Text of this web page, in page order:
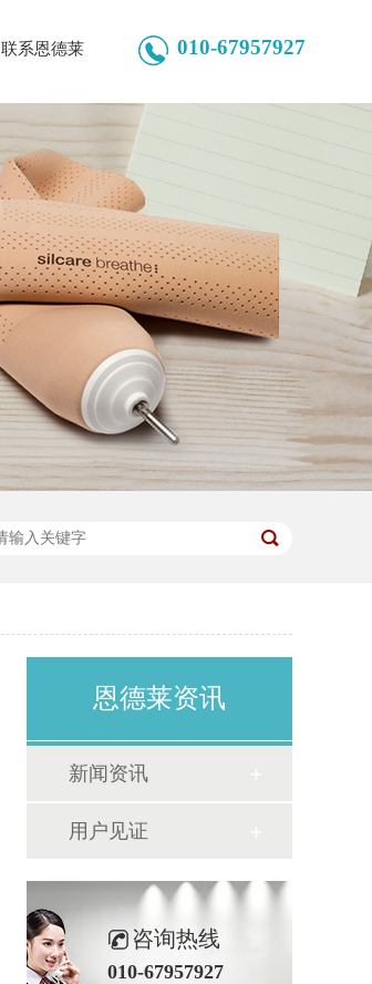
联系恩德莱 010-67957927
恩德莱资讯
新闻资讯
用户见证
咨询热线
010-67957927